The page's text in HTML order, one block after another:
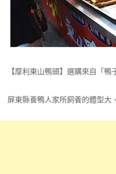
【摩利東山鴨頭】選購來自「鴨
屏東縣養鴨人家所飼養的體型大